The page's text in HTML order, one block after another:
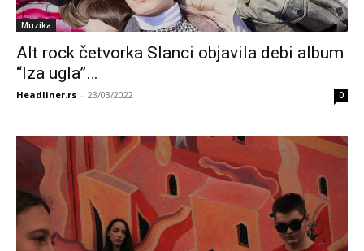
Muzika
Alt rock četvorka Slanci objavila debi album
“Iza ugla”…
Headliner.rs - 23/03/2022 0